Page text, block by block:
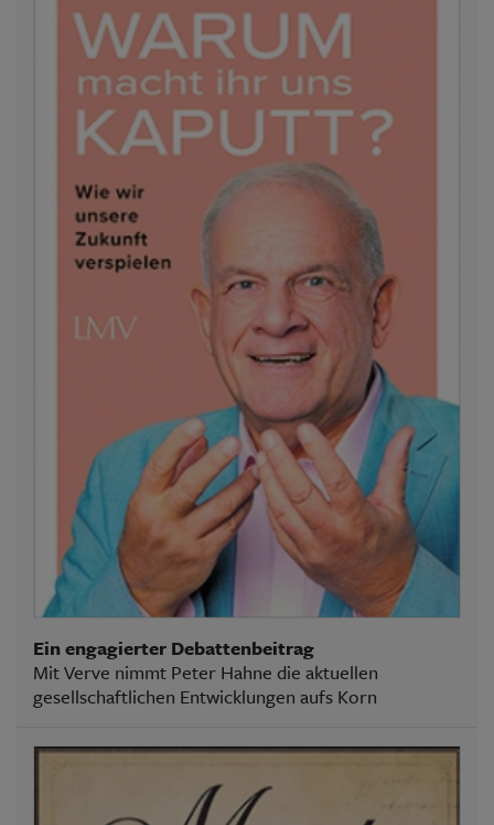
Ein engagierter Debattenbeitrag
Mit Verve nimmt Peter Hahne die aktuellen
gesellschaftlichen Entwicklungen aufs Korn